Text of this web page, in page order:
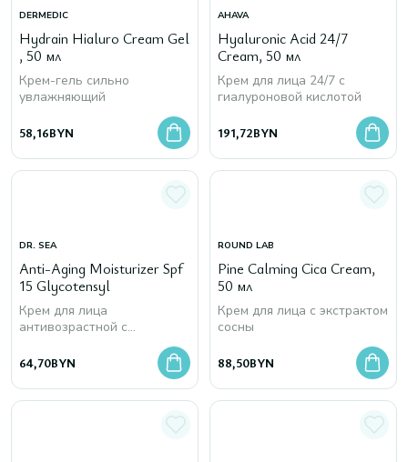
DERMEDIC
Hydrain Hialuro Cream Gel
, 50 мл
Крем-гель сильно
увлажняющий
58,16BYN
AHAVA
Hyaluronic Acid 24/7
Cream, 50 мл
Крем для лица 24/7 с
гиалуроновой кислотой
191,72BYN
DR. SEA
Anti-Aging Moisturizer Spf
15 Glycotensyl
Крем для лица
антивозрастной с
64,70BYN
ROUND LAB
Pine Calming Cica Cream,
50 мл
Крем для лица с экстрактом
сосны
88,50BYN